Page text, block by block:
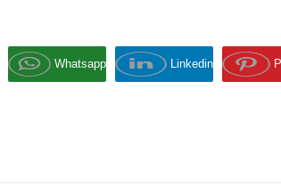
Whatsapp Linkedin